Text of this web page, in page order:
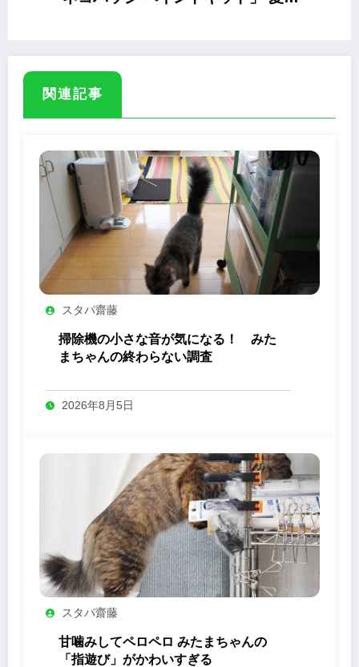
関連記事
スタパ齋藤
掃除機の小さな音が気になる！ みた
まちゃんの終わらない調査
2026年8月5日
スタパ齋藤
甘噛みしてペロペロ みたまちゃんの
「指遊び」がかわいすぎる